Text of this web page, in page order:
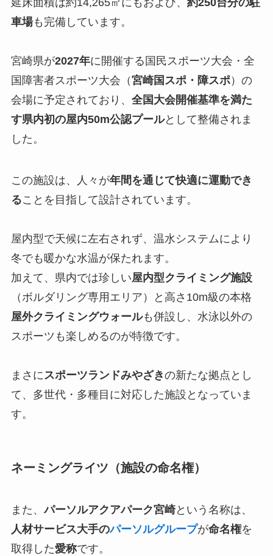
車場も完備しています。
宮崎県が2027年に開催する国民スポーツ大会・全
国障害者スポーツ大会（宮崎国スポ・障スポ）の
会場に予定されており、 全国大会開催基準を満た
す県内初の屋内50m公認プールとして整備されま
した。
この施設は、人々が年間を通じて快適に運動でき
ることを目指して設計されています。
屋内型で天候に左右されず、温水システムにより
冬でも暖かな水温が保たれます。
加えて、県内では珍しい屋内型クライミング施設
（ボルダリング専用エリア）と高さ10m級の本格
屋外クライミングウォールも併設し、水泳以外の
スポーツも楽しめるのが特徴です。
まさに スポーツランドみやざきの新たな拠点とし
て、多世代・多種目に対応した施設となっていま
す。
ネーミングライツ（施設の命名権）
また、パーソルアクアパーク宮崎という名称は、
人材サービス大手のパーソルグループが命名権を
取得した愛称です。